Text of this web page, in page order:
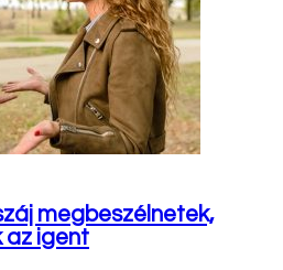
megbeszélnetek,
az igent